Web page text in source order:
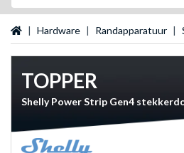
Startpagina
Hardware Randapparatuur
TOPPER
Shelly Power Strip Gen4